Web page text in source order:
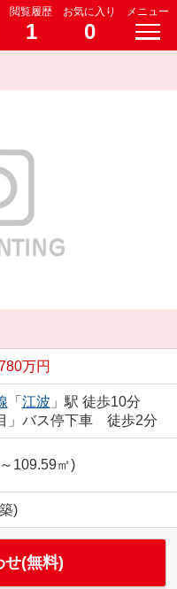
閲覧履歴
1
お気に入り
0
メニュー
万円
「 江波 」駅 徒歩10分
」バス停下車 徒歩2分
109.59㎡)
)
せ(無料)